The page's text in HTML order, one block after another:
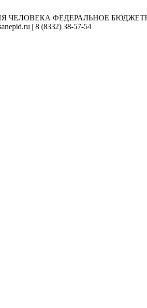
ЧЕЛОВЕКА ФЕДЕРАЛЬНОЕ
| 8 (8332) 38-57-54